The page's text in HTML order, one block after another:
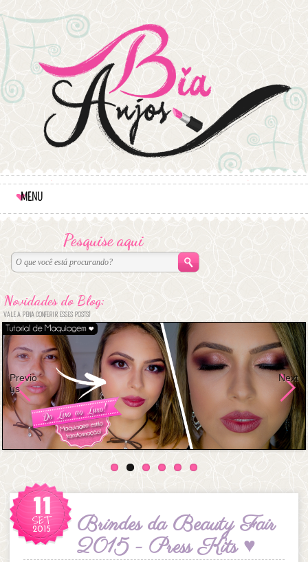
MENU
Pesquise aqui
Novidades do Blog:
VALE A PENA CONFERIR ESSES POSTS!
Previo
us
Next
11
SET
2015
Brindes da Beauty Fair
2015 - Press Kits ♥